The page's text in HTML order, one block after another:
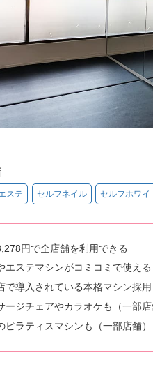
ステ セルフネイル セルフホワイ
円で全店舗を利用できる
エステマシンがコミコミで使える
で導入されている本格マシン採用
ージチェアやカラオケも（一部店
ピラティスマシンも（一部店舗）